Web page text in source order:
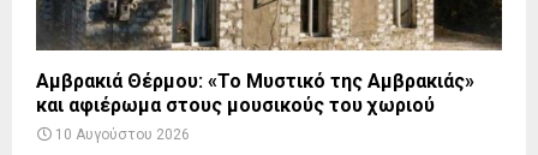
Αμβρακιά Θέρμου: «Το Μυστικό της Αμβρακιάς»
και αφιέρωμα στους μουσικούς του χωριού
10 Αυγούστου 2026